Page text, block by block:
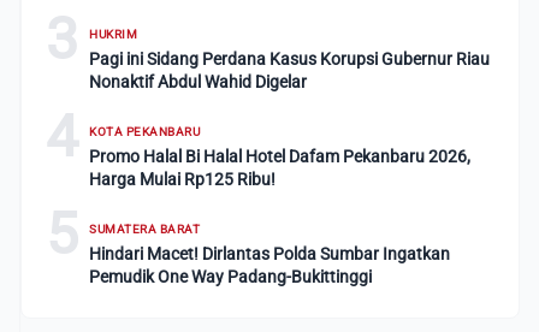
3 HUKRIM
Pagi ini Sidang Perdana Kasus Korupsi Gubernur Riau
Nonaktif Abdul Wahid Digelar
4 KOTA PEKANBARU
Promo Halal Bi Halal Hotel Dafam Pekanbaru 2026,
Harga Mulai Rp125 Ribu!
5 SUMATERA BARAT
Hindari Macet! Dirlantas Polda Sumbar Ingatkan
Pemudik One Way Padang-Bukittinggi